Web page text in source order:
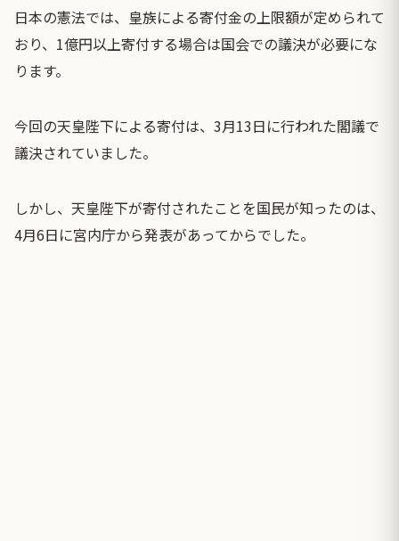
日本の憲法では、皇族による寄付金の上限額が定められて
おり、1億円以上寄付する場合は国会での議決が必要にな
ります。
今回の天皇陛下による寄付は、3月13日に行われた閣議で
議決されていました。
しかし、天皇陛下が寄付されたことを国民が知ったのは、
4月6日に宮内庁から発表があってからでした。